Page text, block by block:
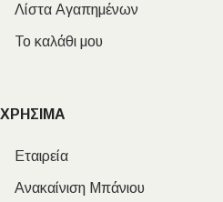
Λίστα Αγαπημένων
Το καλάθι μου
ΧΡΗΣΙΜΑ
Εταιρεία
Ανακαίνιση Μπάνιου